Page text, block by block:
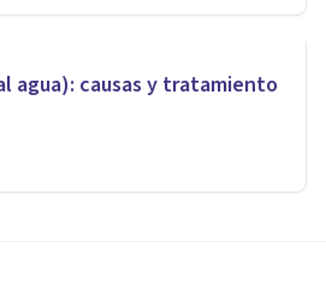
agua): causas y tratamiento